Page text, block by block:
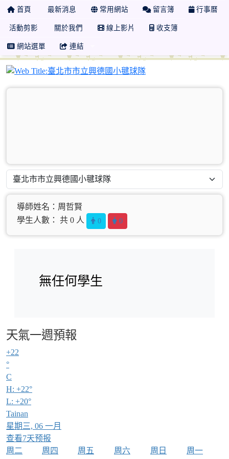
首頁 最新消息 常用網站 留言簿 行事曆
活動剪影 關於我們 線上影片 收支簿
網站選單 連結
臺北市市立興德國小毽
導師姓名：周哲賢
學生人數： 共 0 人
0 0
無任何學生
天氣一週預報
+22
°
C
H: +22°
L: +20°
Tainan
星期三, 06 一月
查看7天预报
周二
周四 周五 周六 周日
周一